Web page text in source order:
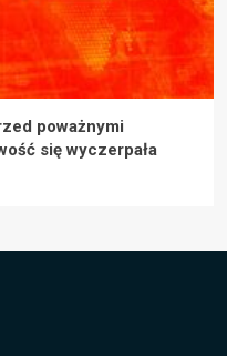
poważnymi
się wyczerpała